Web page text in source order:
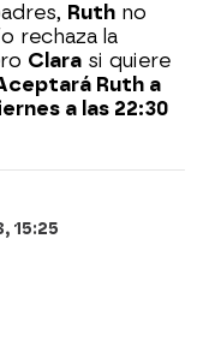
Ruth no
rechaza la
Clara si quiere
Ruth a
a las 22:30
15:25